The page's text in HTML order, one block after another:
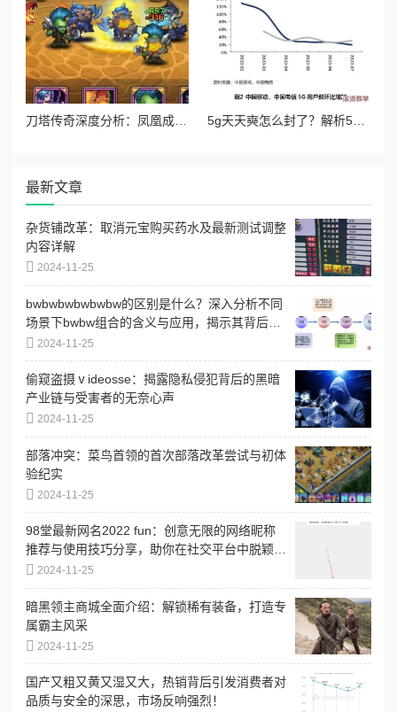
5g天天奭怎么封了？解析5g网络对消费行为的影响与产业动向背后的原因和趋势分析
最新文章
杂货铺改革：取消元宝购买药水及最新测试调整
内容详解
2024-11-25
bwbwbwbwbwbw的区别是什么？深入分析不同
场景下bwbw组合的含义与应用，揭示其背后的
文化和语境差异
2024-11-25
偷窥盗摄ⅴideosse：揭露隐私侵犯背后的黑暗
产业链与受害者的无奈心声
2024-11-25
部落冲突：菜鸟首领的首次部落改革尝试与初体
验纪实
2024-11-25
98堂最新网名2022 fun：创意无限的网络昵称
推荐与使用技巧分享，助你在社交平台中脱颖而
出 2024-11-25
暗黑领主商城全面介绍：解锁稀有装备，打造专
属霸主风采
2024-11-25
国产又粗又黄又湿又大，热销背后引发消费者对
品质与安全的深思，市场反响强烈！